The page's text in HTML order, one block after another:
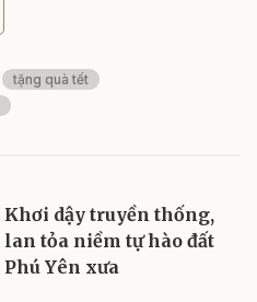
tặng quà tết
Khơi dậy truyền thống,
lan tỏa niềm tự hào đất
Phú Yên xưa